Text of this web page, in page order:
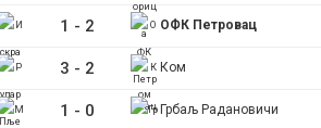
1 - 2 ОФК Петровац
3 - 2 Ком
1 - 0 Грбаљ Радановичи